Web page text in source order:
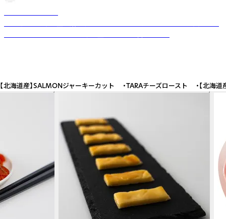
海道産】SALMONジャーキーカット ・TARAチーズロースト ・【北海